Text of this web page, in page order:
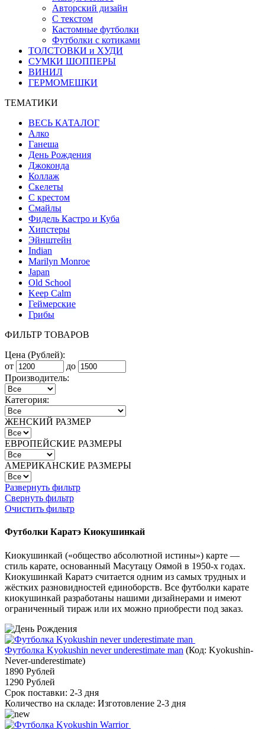
Авторский дизайн
С текстом
Кастомные футболки
Футболки с котиками
ТОЛСТОВКИ и ХУДИ
СУМКИ ШОППЕРЫ
ВИНИЛ
ГЕРМОМЕШКИ
ТЕМАТИКИ
ВЕСЬ КАТАЛОГ
Алко
Ганеша
День Рождения
Джоконда
Коллаж
Скелеты
С крестом
Смайлы
Фидель Кастро и Куба
Хипстеры
Эйнштейн
Indian
Marilyn Monroe
Japan
Old School
Keep Calm
Геймерские
Грибы
ФИЛЬТР ТОВАРОВ
Цена (Рублей):
от
до
Производитель:
Категория:
ЖЕНСКИЙ РАЗМЕР
ЕВРОПЕЙСКИЕ РАЗМЕРЫ
АМЕРИКАНСКИЕ РАЗМЕРЫ
Развернуть фильтр
Свернуть фильтр
Очистить фильтр
Футболки Каратэ Киокушинкай
Киокушинкай («общество абсолютной истины») карте —
стиль карате, основанный Масутацу Оямой в 1950-х годах.
Киокушинкай Каратэ считается одним из самых трудных и
жёстких разновидностей единоборств. Все футболки карате
киокушинкай разработаны нашими дизайнерами и имеют
ограниченный тираж или их можно приобрести под заказ.
Футболка Kyokushin never underestimate man (Код: Kyokushin-
Never-underestimate)
1890 Рублей
1290 Рублей
Срок поставки: 2-3 дня
Количество на складе: Изготовление 2-3 дня